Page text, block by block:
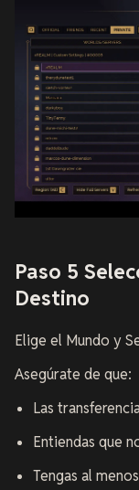
Paso 5
Destino
Elige el Mundo y
Asegúrate de que:
Las
Entiendas que
Tengas al